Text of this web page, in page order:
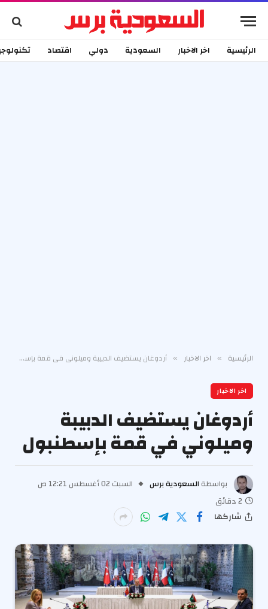
الرئيسية اخر الاخبار السعودية دولي اقتصاد
الرئيسية » اخر الاخبار » أردوغان يستضيف الدبيبة وميلوني في قمة بإسطنبول
اخر الاخبار
أردوغان يستضيف الدبيبة
وميلوني في قمة بإسطنبول
بواسطة السعودية برس
السبت 02 أغسطس 12:21 ص
2 دقائق
شاركها